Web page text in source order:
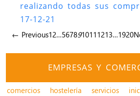
realizando todas sus
17-12-21
← Previous12…5678910111213…1920
EMPRESAS Y
comercios hostelería servicios